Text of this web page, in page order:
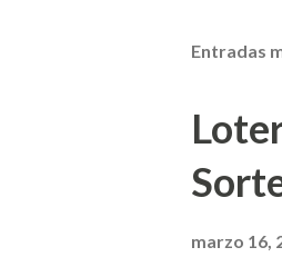
Entradas
marzo 16,